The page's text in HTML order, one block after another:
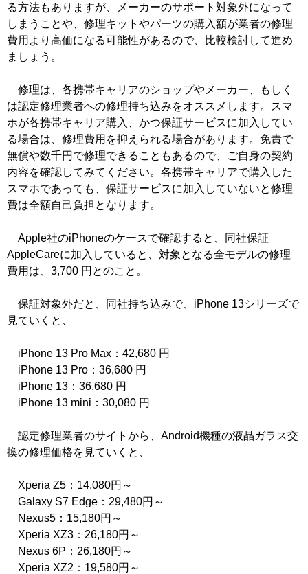
る方法もありますが、メーカーのサポート対象外になって
しまうことや、修理キットやパーツの購入額が業者の修理
費用より高価になる可能性があるので、比較検討して進め
ましょう。
修理は、各携帯キャリアのショップやメーカー、もしく
は認定修理業者への修理持ち込みをオススメします。スマ
ホが各携帯キャリア購入、かつ保証サービスに加入してい
る場合は、修理費用を抑えられる場合があります。免責で
無償や数千円で修理できることもあるので、ご自身の契約
内容を確認してみてください。各携帯キャリアで購入した
スマホであっても、保証サービスに加入していないと修理
費は全額自己負担となります。
Apple社のiPhoneのケースで確認すると、同社保証
AppleCareに加入していると、対象となる全モデルの修理
費用は、3,700 円とのこと。
保証対象外だと、同社持ち込みで、iPhone 13シリーズで
見ていくと、
iPhone 13 Pro Max：42,680 円
iPhone 13 Pro：36,680 円
iPhone 13：36,680 円
iPhone 13 mini：30,080 円
認定修理業者のサイトから、Android機種の液晶ガラス交
換の修理価格を見ていくと、
Xperia Z5：14,080円～
Galaxy S7 Edge：29,480円～
Nexus5：15,180円～
Xperia XZ3：26,180円～
Nexus 6P：26,180円～
Xperia XZ2：19,580円～